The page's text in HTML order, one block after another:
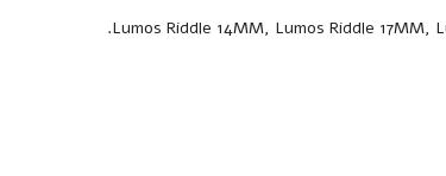
Lumos Riddle 14MM, Lumos Riddle 17MM,
.